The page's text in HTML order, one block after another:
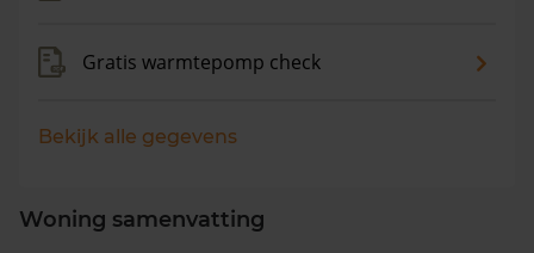
Gratis warmtepomp check
Bekijk alle gegevens
Woning samenvatting